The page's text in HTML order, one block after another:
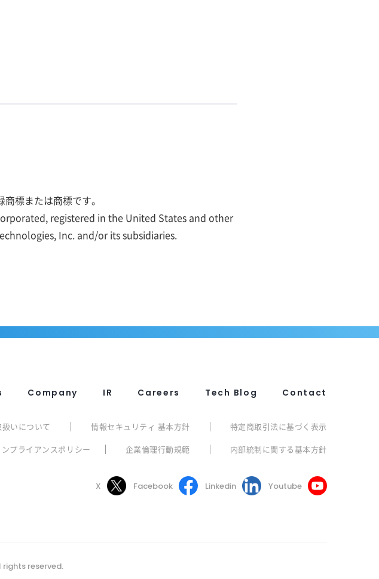
標または商標です。
registered in the United States and other
Inc. and/or its subsidiaries.
Company IR Careers Tech Blog Contact
いについて 情報セキュリティ 基本方針
特定商取引法に基づく表示
ンプライアンスポリシー
企業倫理行動規範 内部統制に関する基本方針
X Facebook Linkedin Youtube
reserved.